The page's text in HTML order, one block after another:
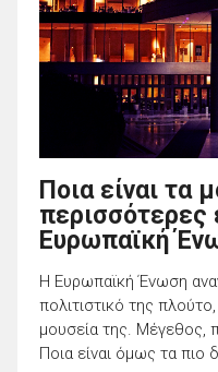
Ποια είναι τα
περισσότερες
Ευρωπαϊκή
Η Ευρωπαϊκή Ένωση
πολιτιστικό της
μουσεία της. Μέγεθος,
Ποια είναι όμως τα πιο